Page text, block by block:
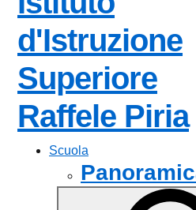
d'Istruzione
Superiore
Raffele Piria
Scuola
Presentazione